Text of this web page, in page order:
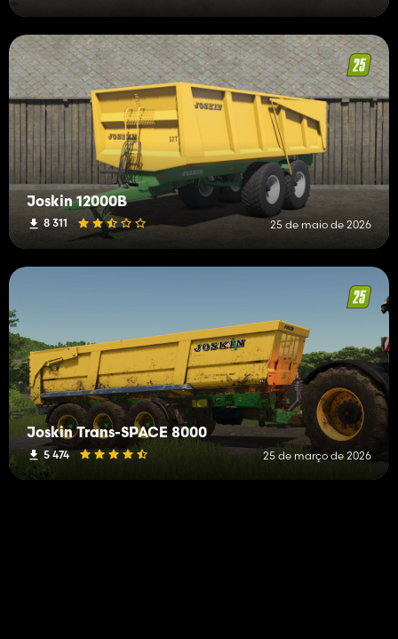
Joskin 12000B
8 311 25 de maio de 2026
Joskin Trans-SPACE 8000
5 474 25 de março de 2026